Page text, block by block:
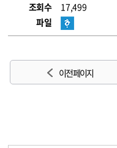
조회수
17,499
파일
이전 페이지